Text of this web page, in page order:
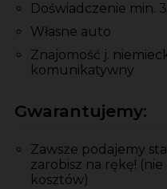
Doświadczenie min.
Własne auto
Znajomość j.
komunikatywny
Gwarantujemy:
Zawsze podajemy
zarobisz na rękę!
kosztów)